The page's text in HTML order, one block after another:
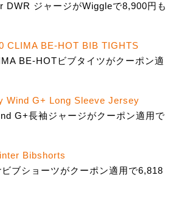
DWR ジャージがWiggleで8,900円も
CLIMA BE-HOT BIB TIGHTS
BE-HOTビブタイツがクーポン適
Wind G+ Long Sleeve Jersey
G+長袖ジャージがクーポン適用で
Bibshorts
ブショーツがクーポン適用で6,818